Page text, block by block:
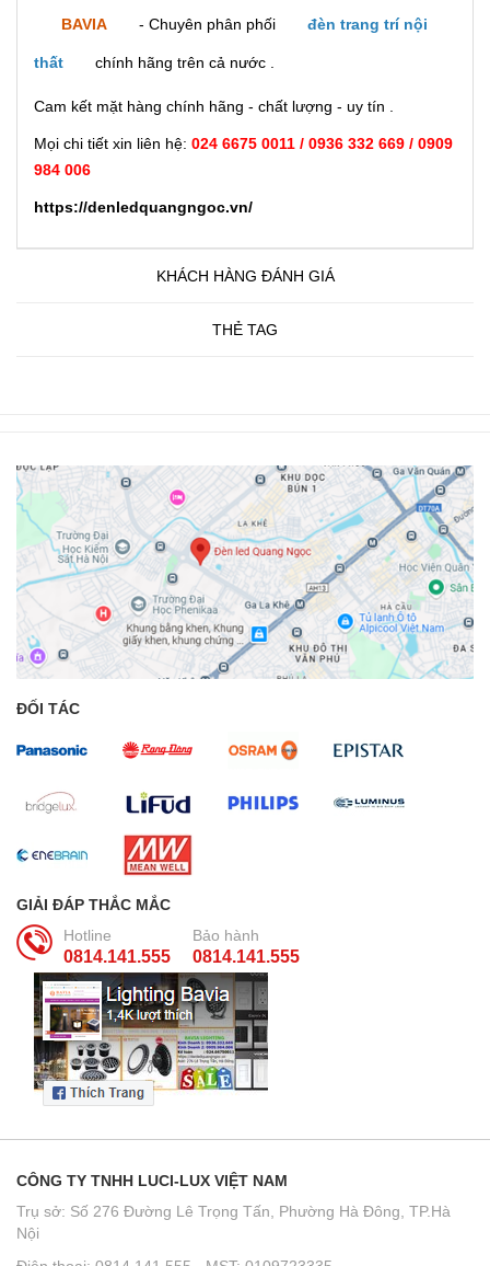
BAVIA - Chuyên phân phối đèn trang trí nội
thất chính hãng trên cả nước .
Cam kết mặt hàng chính hãng - chất lượng - uy tín .
Mọi chi tiết xin liên hệ: 024 6675 0011 / 0936 332 669 / 0909
984 006
https://denledquangngoc.vn/
KHÁCH HÀNG ĐÁNH GIÁ
THẺ TAG
ĐỐI TÁC
GIẢI ĐÁP THẮC MẮC
Hotline
0814.141.555
Bảo hành
0814.141.555
CÔNG TY TNHH LUCI-LUX VIỆT NAM
Trụ sở: Số 276 Đường Lê Trọng Tấn, Phường Hà Đông, TP.Hà
Nội